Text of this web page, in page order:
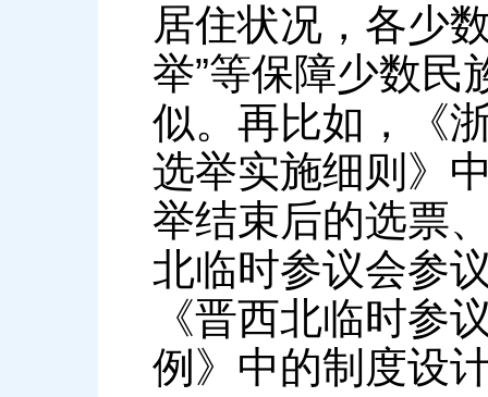
居住状况，各少
举”等保障少数民
似。再比如，《
选举实施细则》
举结束后的选票
北临时参议会参
《晋西北临时参
例》中的制度设